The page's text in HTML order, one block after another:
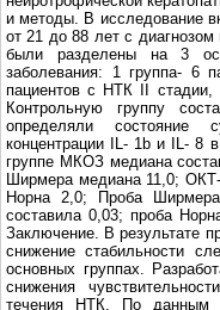
и методы. В исследование
от 21 до 88 лет с диагнозом
были разделены на 3
заболевания: 1 группа- 6
пациентов с НТК II
Контрольную группу
определяли состояние
концентрации IL- 1b и IL- 8
группе МКОЗ медиана
Ширмера медиана 11,0;
Норна 2,0; Проба
составила 0,03; проба
Заключение. В результате
снижение стабильности
основных группах.
снижения
течения НТК. По данным